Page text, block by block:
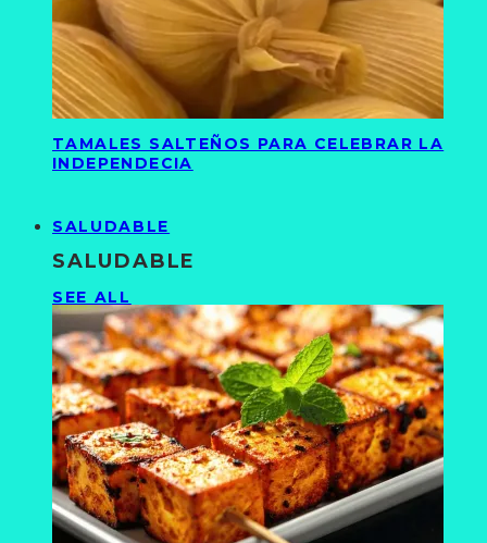
TAMALES SALTEÑOS PARA CELEBRAR LA
INDEPENDECIA
SALUDABLE
SALUDABLE
SEE ALL